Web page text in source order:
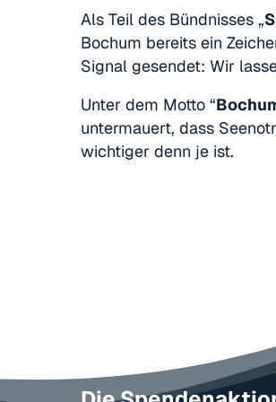
Hit enter to search or
Als Teil des Bündnisses „
Bochum bereits ein
Signal gesendet: Wir
Unter dem Motto “
untermauert, dass
wichtiger denn je ist.